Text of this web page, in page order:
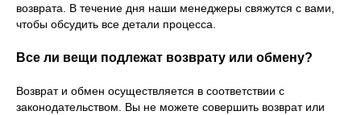
возврата. В течение дня наши менеджеры свяжутся с вами,
чтобы обсудить все детали процесса.
Все ли вещи подлежат возврату или обмену?
Возврат и обмен осуществляется в соответствии с
законодательством. Вы не можете совершить возврат или